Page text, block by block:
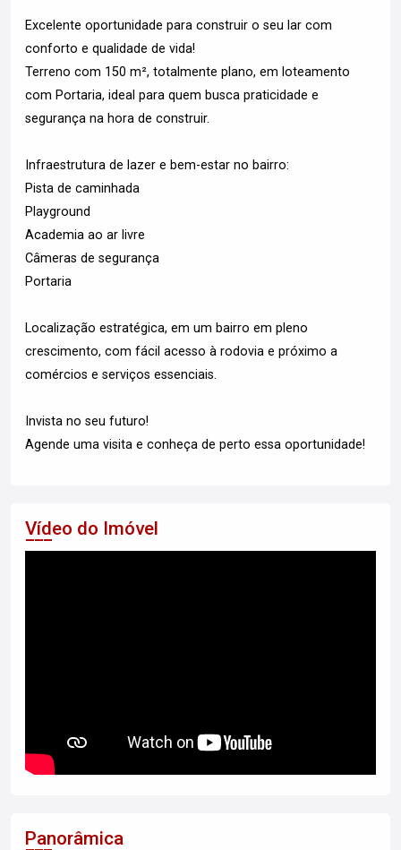
Excelente oportunidade para construir o seu lar com
conforto e qualidade de vida!
Terreno com 150 m², totalmente plano, em loteamento
com Portaria, ideal para quem busca praticidade e
segurança na hora de construir.
Infraestrutura de lazer e bem-estar no bairro:
Pista de caminhada
Playground
Academia ao ar livre
Câmeras de segurança
Portaria
Localização estratégica, em um bairro em pleno
crescimento, com fácil acesso à rodovia e próximo a
comércios e serviços essenciais.
Invista no seu futuro!
Agende uma visita e conheça de perto essa oportunidade!
Vídeo do Imóvel
Panorâmica